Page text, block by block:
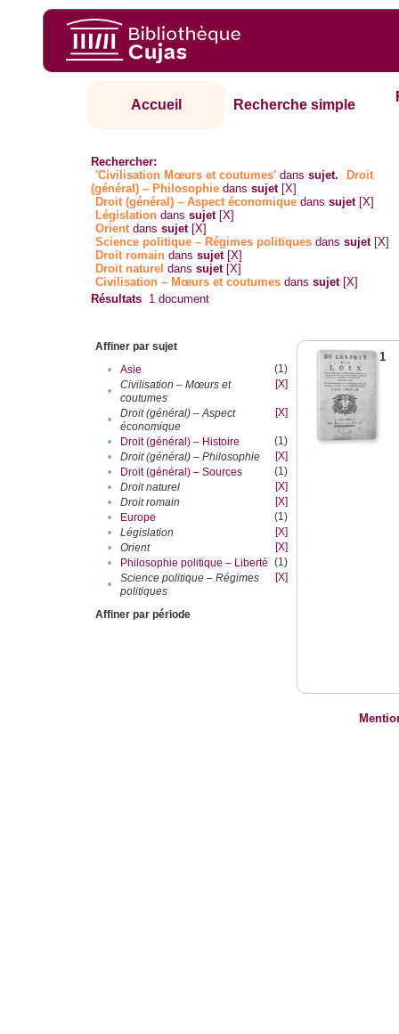
Accueil Recherche simple
Rechercher:
'Civilisation Mœurs et coutumes' danssujet.
Droit
(général) – Philosophie danssujet [X]
Droit (général) – Aspect économique danssujet [X]
Législation danssujet [X]
Orientdanssujet [X]
Science politique – Régimes politiques danssujet [X]
Droit romain danssujet [X]
Droit naturel danssujet [X]
Civilisation – Mœurs et coutumes danssujet [X]
Résultats 1 document
Affiner par sujet
•
Asie
(1)
•
Civilisation – Mœurs et
coutumes
[X]
•
Droit (général) – Aspect
économique
[X]
• Droit (général) – Histoire
(1)
•
Droit (général) – Philosophie
[X]
•
Droit (général) – Sources
(1)
•
Droit naturel
[X]
•
Droit romain
[X]
•
Europe
(1)
•
Législation
[X]
•
Orient
[X]
•
Philosophie politique – Liberté (1)
•
Science politique – Régimes
politiques
[X]
Affiner par période
1